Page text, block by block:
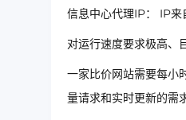
信息中心代理IP： IP来
对运行速度要求极高、
一家比价网站需要每小
量请求和实时更新的需求